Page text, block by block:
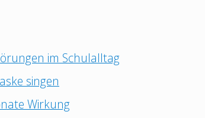
im Schulalltag
singen
Wirkung